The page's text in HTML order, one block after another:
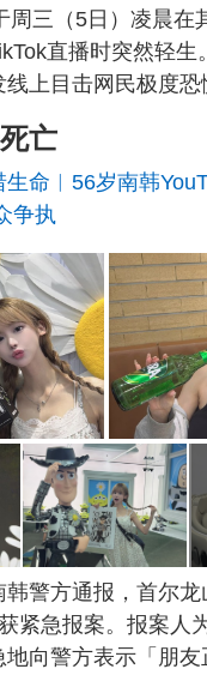
周三（5日）凌晨在
直播时突然轻生
上目击网民极度恐
亡
生命︱56岁南韩
争执
韩警方通报，首尔
紧急报案。报案人
向警方表示「朋友